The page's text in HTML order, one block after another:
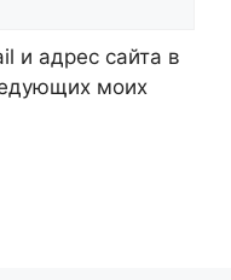
и адрес сайта в
моих